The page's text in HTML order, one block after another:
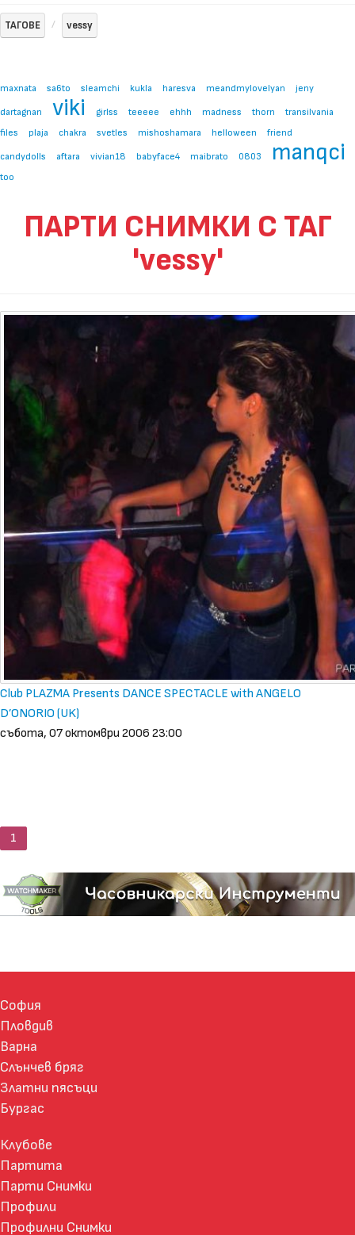
ТАГОВЕ vessy
maxnata sa6to sleamchi kukla haresva meandmylovelyan
jeny
dartagnan
viki girlss teeeee ehhh madness thorn
transilvania
files
plaja chakra svetles mishoshamara helloween
friend
candydolls
aftara vivian18 babyface4 maibrato 0803 manqci
too
ПАРТИ СНИМКИ С ТАГ
'vessy'
Club PLAZMA Presents DANCE SPECTACLE with ANGELO
D’ONORIO (UK)
събота, 07 октомври 2006 23:00
1
София
Пловдив
Варна
Слънчев бряг
Златни пясъци
Бургас
Клубове
Партита
Парти Снимки
Профили
Профилни Снимки